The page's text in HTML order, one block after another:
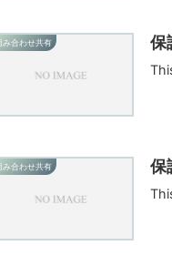
み合わせ共有 保
み合わせ共有 保